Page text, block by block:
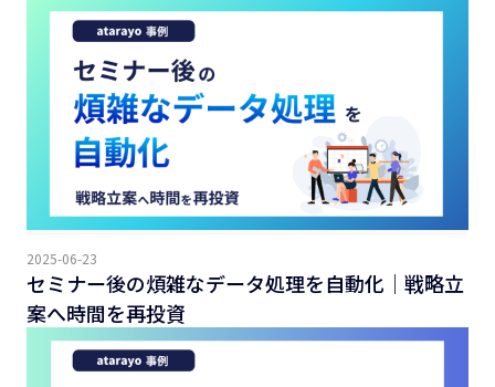
2025-06-23
セミナー後の煩雑なデータ処理を自動化｜戦略立
案へ時間を再投資